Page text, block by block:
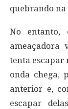
quebrando na
No
ameaçadora
tenta escapar
onda chega,
anterior e,
escapar